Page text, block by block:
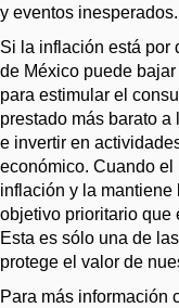
y eventos inesperados.
Si la inflación está por
de México puede bajar
para estimular el
prestado más barato
e invertir en
económico. Cuando
inflación y la mantiene
objetivo prioritario que
Esta es sólo una de
protege el valor de
Para más información